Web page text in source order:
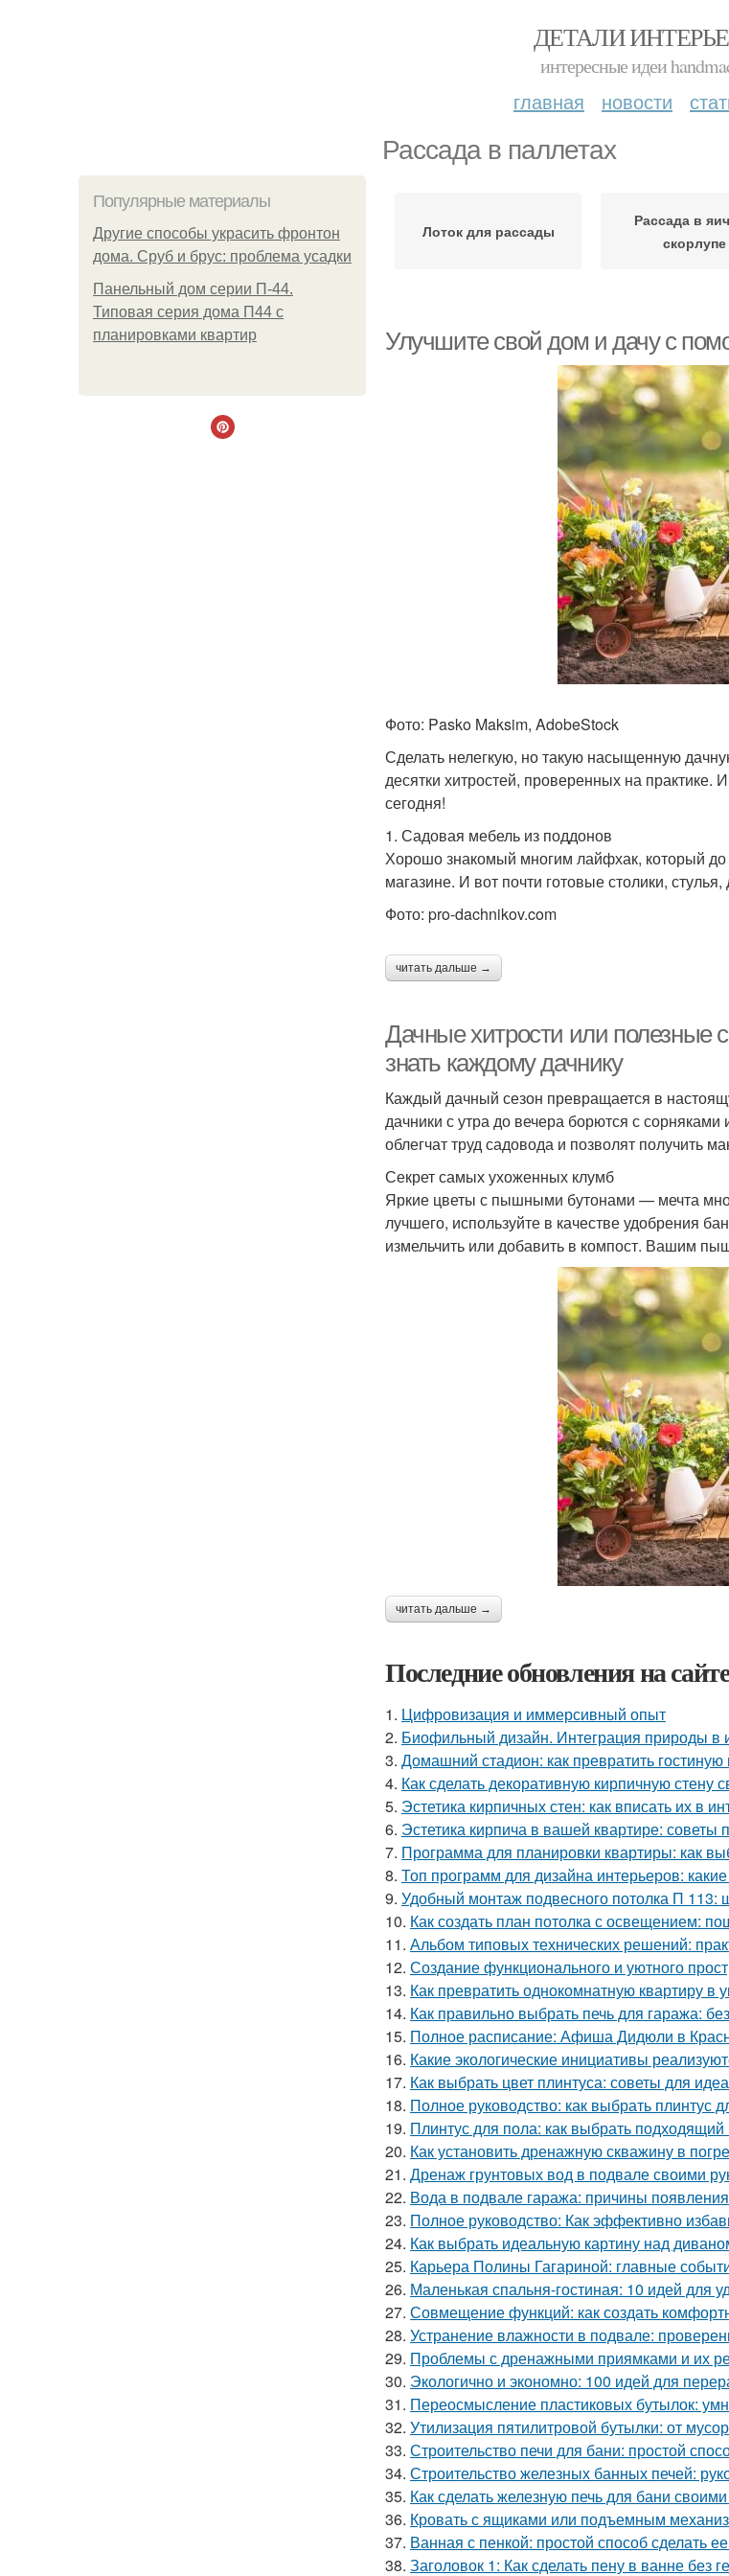
ДЕТАЛИ
интересные идеи
главная новости
Рассада в паллетах
Популярные материалы
Другие способы украсить фронтон
дома. Сруб и брус: проблема усадки
Панельный дом серии П-44.
Типовая серия дома П44 с
планировками квартир
Лоток для рассады
Рассада в
скорлупе
Улучшите свой дом и дачу с
Фото: Pasko Maksim, AdobeStock
Сделать нелегкую, но такую насыщенную
десятки хитростей, проверенных на
сегодня!
1. Садовая мебель из поддонов
Хорошо знакомый многим лайфхак, который
магазине. И вот почти готовые столики,
Фото: pro-dachnikov.com
читать дальше →
Дачные хитрости или полезные
знать каждому дачнику
Каждый дачный сезон превращается в
дачники с утра до вечера борются с
облегчат труд садовода и позволят получить
Секрет самых ухоженных клумб
Яркие цветы с пышными бутонами — мечта
лучшего, используйте в качестве удобрения
измельчить или добавить в компост. Вашим
читать дальше →
Последние обновления на
1. Цифровизация и иммерсивный опыт
2. Биофильный дизайн. Интеграция природы в
3. Домашний стадион: как превратить
4. Как сделать декоративную кирпичную стену
5. Эстетика кирпичных стен: как вписать их в
6. Эстетика кирпича в вашей квартире: советы
7. Программа для планировки квартиры: как
8. Топ программ для дизайна интерьеров:
9. Удобный монтаж подвесного потолка П 113:
10. Как создать план потолка с освещением:
11. Альбом типовых технических решений:
12. Создание функционального и уютного
13. Как превратить однокомнатную квартиру в
14. Как правильно выбрать печь для гаража:
15. Полное расписание: Афиша Дидюли в
16. Какие экологические инициативы
17. Как выбрать цвет плинтуса: советы для
18. Полное руководство: как выбрать плинтус
19. Плинтус для пола: как выбрать подходящий
20. Как установить дренажную скважину в
21. Дренаж грунтовых вод в подвале своими
22. Вода в подвале гаража: причины
23. Полное руководство: Как эффективно
24. Как выбрать идеальную картину над
25. Карьера Полины Гагариной: главные
26. Маленькая спальня-гостиная: 10 идей для
27. Совмещение функций: как создать
28. Устранение влажности в подвале:
29. Проблемы с дренажными приямками и их
30. Экологично и экономно: 100 идей для
31. Переосмысление пластиковых бутылок:
32. Утилизация пятилитровой бутылки: от
33. Строительство печи для бани: простой
34. Строительство железных банных печей:
35. Как сделать железную печь для бани
36. Кровать с ящиками или подъемным
37. Ванная с пенкой: простой способ сделать
38. Заголовок 1: Как сделать пену в ванне без